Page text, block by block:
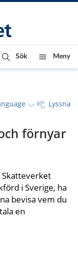
Sök Meny
Lyssna
förnyar
Skatteverket
i Sverige, ha
bevisa vem du
en